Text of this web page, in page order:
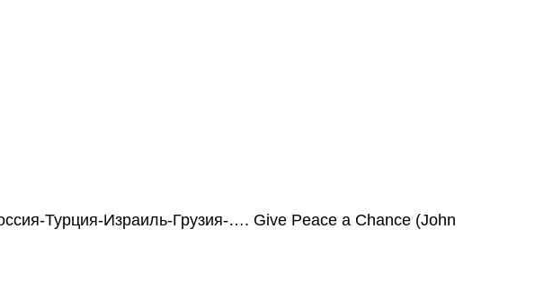
Турция-Израиль-Грузия-…. Give Peace a Chance (John